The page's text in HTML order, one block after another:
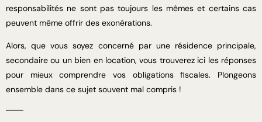
responsabilités ne sont pas toujours les mêmes et certains cas
peuvent même offrir des exonérations.
Alors, que vous soyez concerné par une résidence principale,
secondaire ou un bien en location, vous trouverez ici les réponses
pour mieux comprendre vos obligations fiscales. Plongeons
ensemble dans ce sujet souvent mal compris !